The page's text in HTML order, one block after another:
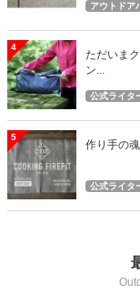
アウトドア
4
ただいま
ン...
公式ライタ
5
作り手の
公式ライタ